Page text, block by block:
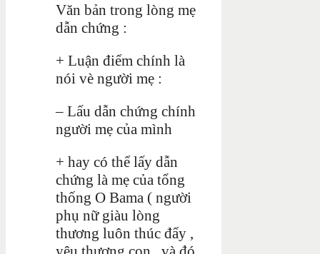
Văn bản trong lòng mẹ
dẫn chứng :
+ Luận điểm chính là
nói vè người mẹ :
– Lấu dẫn chứng chính
người mẹ của mình
+ hay có thể lấy dẫn
chứng là mẹ của tổng
thống O Bama ( người
phụ nữ giàu lòng
thương luôn thúc đẩy ,